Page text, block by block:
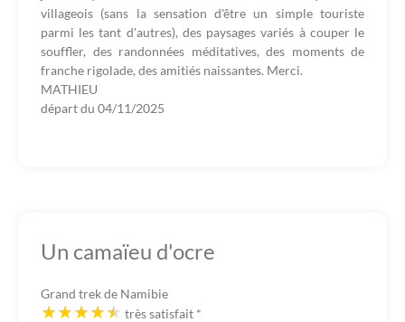
villageois (sans la sensation d'être un simple touriste
parmi les tant d'autres), des paysages variés à couper le
souffler, des randonnées méditatives, des moments de
franche rigolade, des amitiés naissantes. Merci.
MATHIEU
départ du 04/11/2025
Un camaïeu d'ocre
Grand trek de Namibie
très satisfait *